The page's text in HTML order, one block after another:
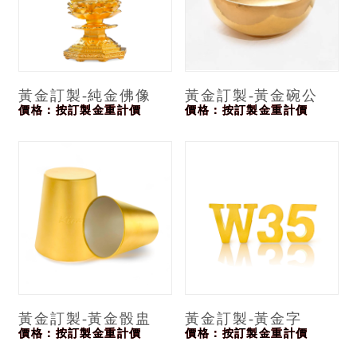
黃金訂製-純金佛像
價格：按訂製金重計價
黃金訂製-黃金碗公
價格：按訂製金重計價
黃金訂製-黃金骰盅
價格：按訂製金重計價
黃金訂製-黃金字
價格：按訂製金重計價